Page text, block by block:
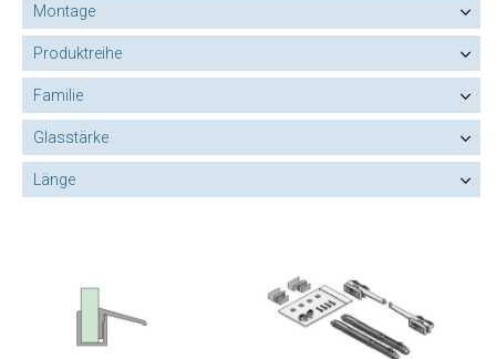
Montage
Produktreihe
Familie
Glasstärke
Länge